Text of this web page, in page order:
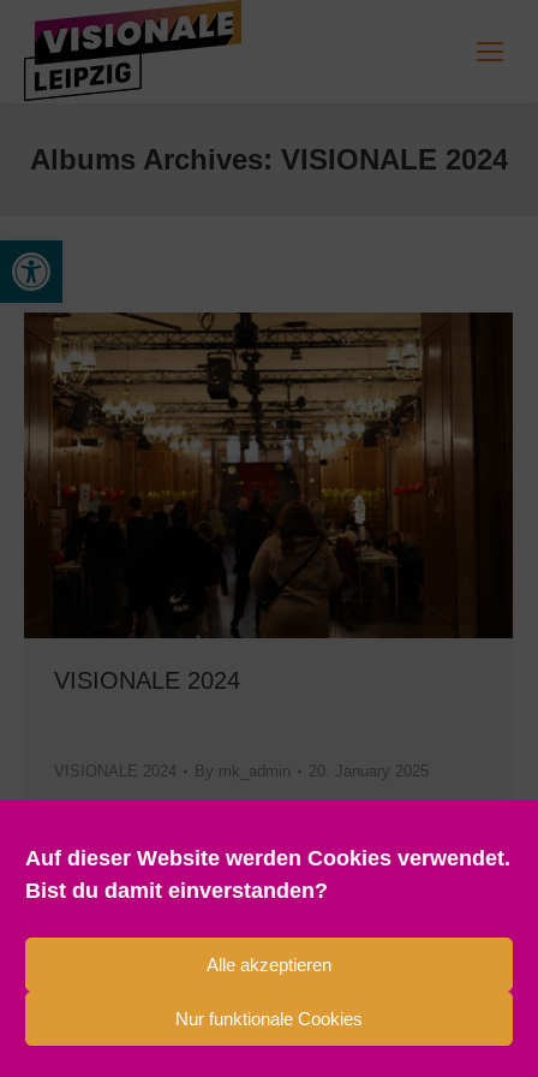
Open toolbar
Auf dieser Website werden Cookies verwendet.
Bist du damit einverstanden?
Alle akzeptieren
Nur funktionale Cookies
Albums Archives: VISIONALE 2024
VISIONALE 2024
VISIONALE 2024 By mk_admin 20. January 2025